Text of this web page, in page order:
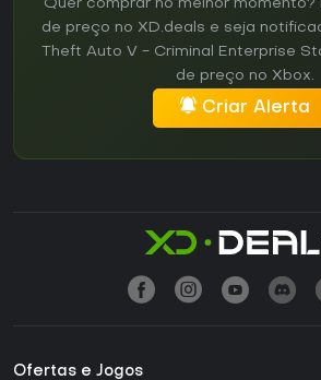
Quer comprar no melhor momento?
de preço no XD.deals e seja
Theft Auto V - Criminal Enterprise
de preço no Xbox.
Criar Alerta
Ofertas e Jogos